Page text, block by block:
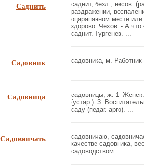
Саднить
саднит, безл., несов.
раздражении,
оцарапанном месте или
здорово. Чехов. - А
саднит. Тургенев. ...
Садовник
садовника, м.
...
Садовница
садовницы, ж. 1.
(устар.). 3.
саду (педаг. арго). ...
Садовничать
садовничаю,
качестве садовника,
садоводством. ...